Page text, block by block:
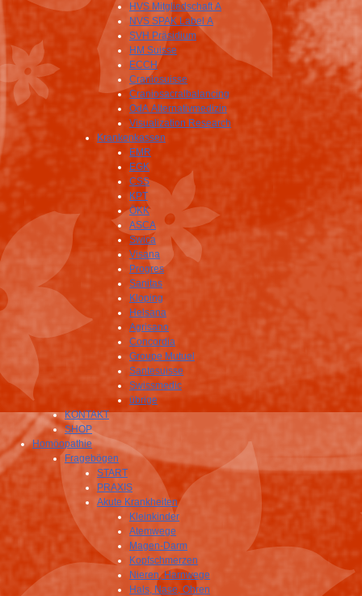
HVS Mitgliedschaft A
NVS SPAK Label A
SVH Präsidium
HM Suisse
ECCH
Craniosuisse
Craniosacralbalancing
OdA Alternativmedizin
Visualization Research
Krankenkassen
EMR
EGK
CSS
KPT
ÖKK
ASCA
Swica
Visana
Progres
Sanitas
Kloping
Helsana
Agrisano
Concordia
Groupe Mutuel
Santesuisse
Swissmedic
übrige
KONTAKT
SHOP
Homöopathie
Fragebögen
START
PRAXIS
Akute Krankheiten
Kleinkinder
Atemwege
Magen-Darm
Kopfschmerzen
Nieren, Harnwege
Hals, Nase, Ohren